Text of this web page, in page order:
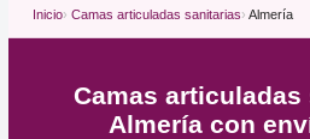
Inicio Camas articuladas sanitarias Almería
Camas
Almería con